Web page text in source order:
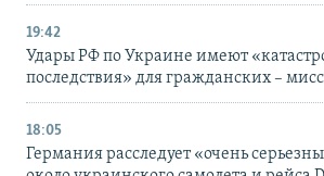
19:42
Удары РФ по Украине имеют
последствия» для гражданских –
18:05
Германия расследует «очень